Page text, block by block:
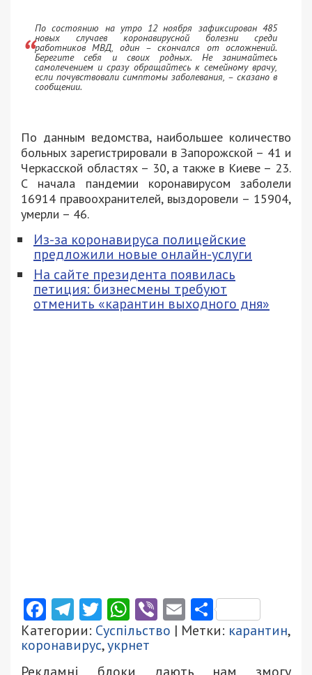
По состоянию на утро 12 ноября зафиксирован 485
новых случаев коронавирусной болезни среди
работников МВД, один – скончался от осложнений.
Берегите себя и своих родных. Не занимайтесь
самолечением и сразу обращайтесь к семейному врачу,
если почувствовали симптомы заболевания, – сказано в
сообщении.
По данным ведомства, наибольшее количество
больных зарегистрировали в Запорожской – 41 и
Черкасской областях – 30, а также в Киеве – 23.
С начала пандемии коронавирусом заболели
16914 правоохранителей, выздоровели – 15904,
умерли – 46.
Из-за коронавируса полицейские
предложили новые онлайн-услуги
На сайте президента появилась
петиция: бизнесмены требуют
отменить «карантин выходного дня»
Facebook
Telegram
Twitter
WhatsApp
ViberEmail
Категории: Суспільство | Метки: карантин,
коронавирус,укрнет